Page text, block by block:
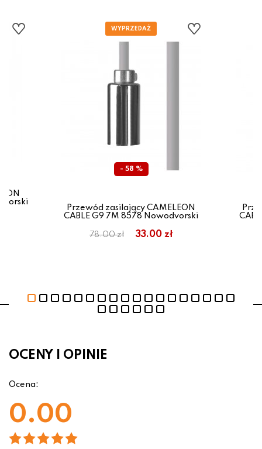
- 58 %
Przewód zasilający CAMELEON
CABLE G9 7M 8578 Nowodvorski
78.00 zł 33.00 zł
OCENY I OPINIE
Ocena:
0.00